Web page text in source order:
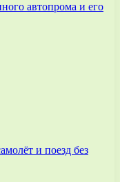
автопрома и его
и поезд без